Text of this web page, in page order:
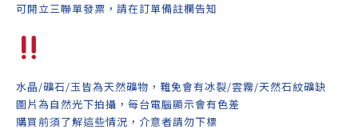
可開立三聯單發票，請在訂單備註欄告知
水晶/礦石/玉皆為天然礦物，難免會有冰裂/雲霧/天然石紋礦缺
圖片為自然光下拍攝，每台電腦顯示會有色差
購買前須了解這些情況，介意者請勿下標